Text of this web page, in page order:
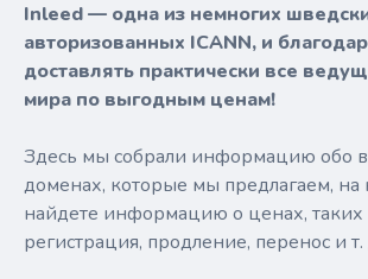
Inleed — одна из немногих
авторизованных ICANN, и
доставлять практически все
мира по выгодным ценам!
Здесь мы собрали информацию обо
доменах, которые мы предлагаем, на
найдете информацию о ценах, таких
регистрация, продление, перенос и т.